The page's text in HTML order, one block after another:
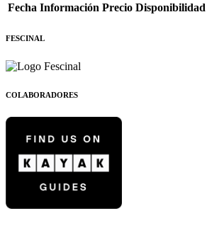
Fecha Información Precio Disponibilidad
FESCINAL
COLABORADORES